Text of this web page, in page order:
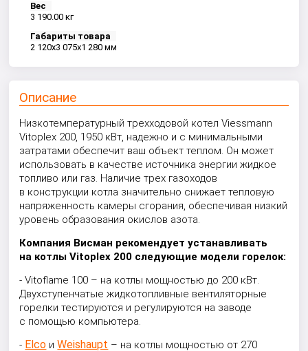
Вес
3 190.00 кг
Габариты товара
2 120x3 075x1 280 мм
Описание
Низкотемпературный трехходовой котел Viessmann
Vitoplex 200, 1950 кВт, надежно и с минимальными
затратами обеспечит ваш объект теплом. Он может
использовать в качестве источника энергии жидкое
топливо или газ. Наличие трех газоходов
в конструкции котла значительно снижает тепловую
напряженность камеры сгорания, обеспечивая низкий
уровень образования окислов азота.
Компания Висман рекомендует устанавливать
на котлы Vitoplex 200 следующие модели горелок:
- Vitoflame 100 – на котлы мощностью до 200 кВт.
Двухступенчатые жидкотопливные вентиляторные
горелки тестируются и регулируются на заводе
с помощью компьютера.
- Elco иWeishaupt – на котлы мощностью от 270